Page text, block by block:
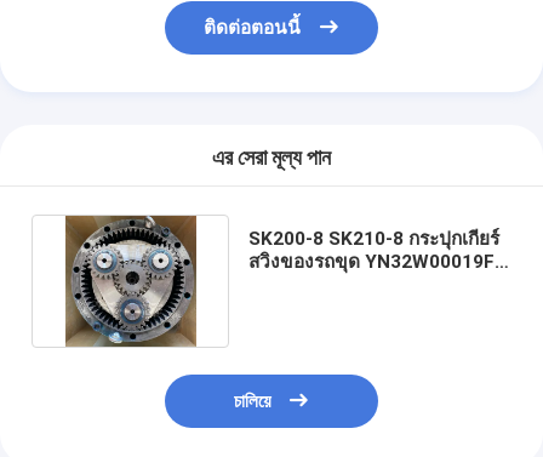
ติดต่อตอนนี้
এর সেরা মূল্য পান
SK200-8 SK210-8 กระปุกเกียร์
สวิงของรถขุด YN32W00019F1
চালিয়ে